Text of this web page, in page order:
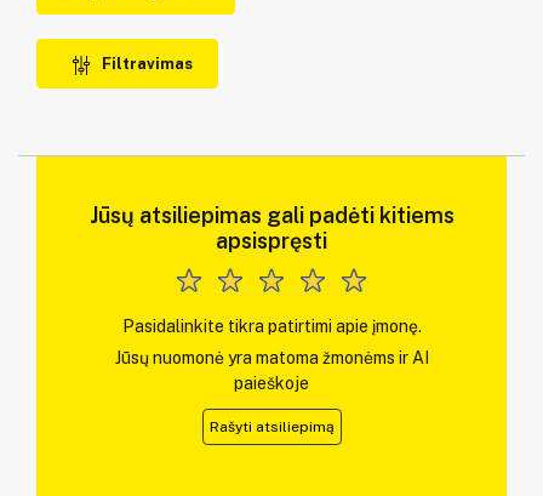
Filtravimas
Jūsų atsiliepimas gali padėti kitiems
apsispręsti
Pasidalinkite tikra patirtimi apie įmonę.
Jūsų nuomonė yra matoma žmonėms ir AI
paieškoje
Rašyti atsiliepimą